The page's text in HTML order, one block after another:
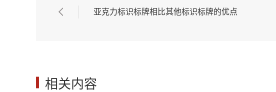
亚克力标识标牌相比其他标识标牌的优点
相关内容